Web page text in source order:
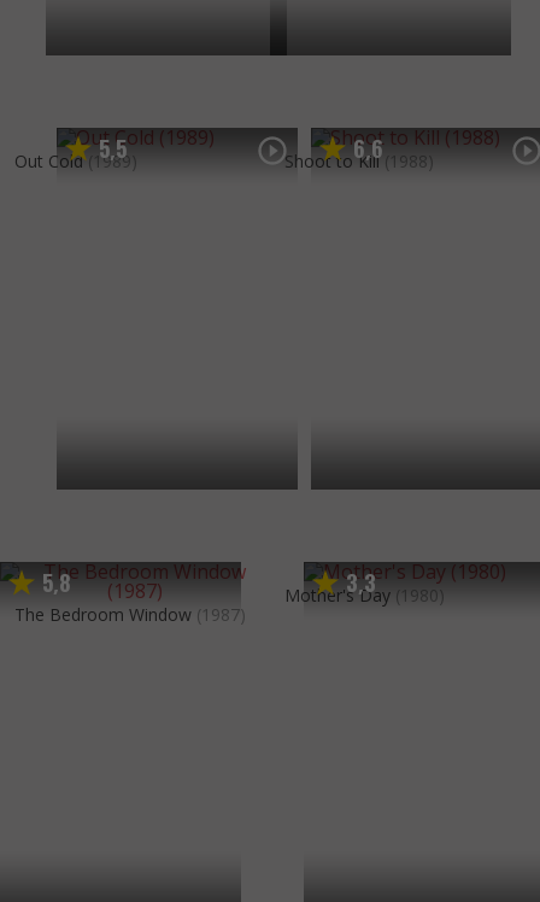
5,5
Out Cold (1989) 6,6
Shoot to Kill (1988)
5,8
The Bedroom Window (1987)
3,3
Mother's Day (1980)